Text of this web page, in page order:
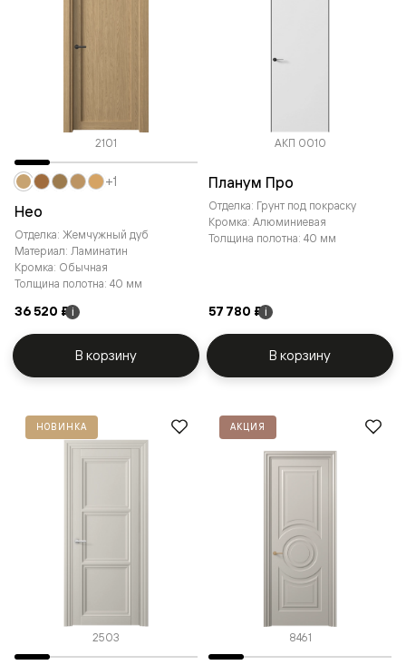
2101
Нео
Отделка: Жемчужный дуб
Материал: Ламинатин
Кромка: Обычная
Толщина полотна: 40 мм
36 520 ₽ i
+1
В корзину
АКП 0010
Планум Про
Отделка: Грунт под покраску
Кромка: Алюминиевая
Толщина полотна: 40 мм
57 780 ₽ i
В корзину
НОВИНКА
2503
АКЦИЯ
8461